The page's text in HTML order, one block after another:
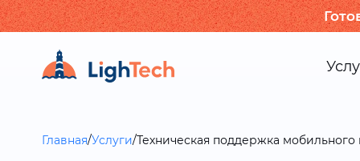
Главная/Услуги/Техническая поддержка